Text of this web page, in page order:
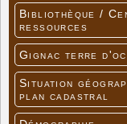
Bibliothèque /
ressources
Gignac terre d'oc
Situation
plan cadastral